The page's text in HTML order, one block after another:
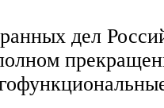
дел